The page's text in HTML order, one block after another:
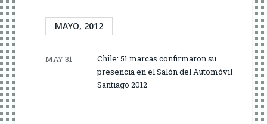
MAYO, 2012
MAY 31
Chile: 51 marcas confirmaron su
presencia en el Salón del Automóvil
Santiago 2012